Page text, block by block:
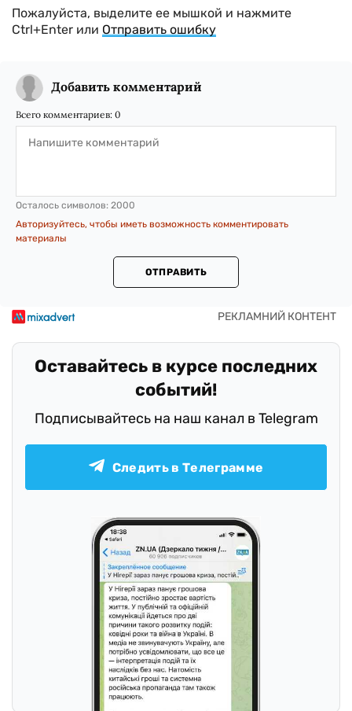
Пожалуйста, выделите ее мышкой и нажмите
Ctrl+Enter или Отправить ошибку
Добавить комментарий
Всего комментариев: 0
Осталось символов: 2000
Авторизуйтесь, чтобы иметь возможность комментировать
материалы
ОТПРАВИТЬ
Оставайтесь в курсе последних
событий!
Подписывайтесь на наш канал в Telegram
Следить в Телеграмме